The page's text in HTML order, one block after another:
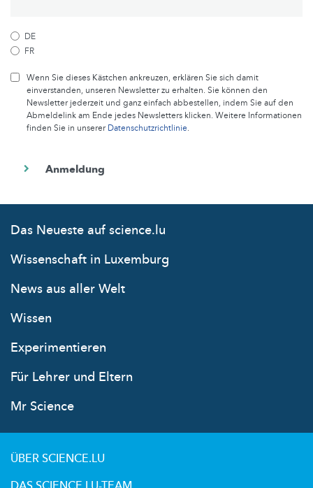
DE
FR
Wenn Sie dieses Kästchen ankreuzen, erklären Sie sich damit
einverstanden, unseren Newsletter zu erhalten. Sie können den
Newsletter jederzeit und ganz einfach abbestellen, indem Sie auf den
Abmeldelink am Ende jedes Newsletters klicken. Weitere Informationen
finden Sie in unsererDatenschutzrichtlinie.
Das Neueste auf science.lu
Wissenschaft in Luxemburg
News aus aller Welt
Wissen
Experimentieren
Für Lehrer und Eltern
Mr Science
ÜBER SCIENCE.LU